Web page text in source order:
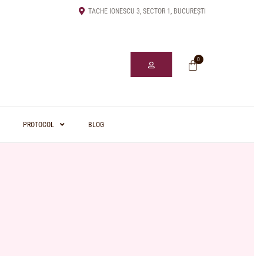
TACHE IONESCU 3, SECTOR 1, BUCUREȘTI
0
PROTOCOL BLOG